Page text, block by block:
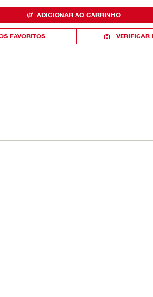
ADICIONAR AO CARRINHO
FAVORITOS VERIFICAR